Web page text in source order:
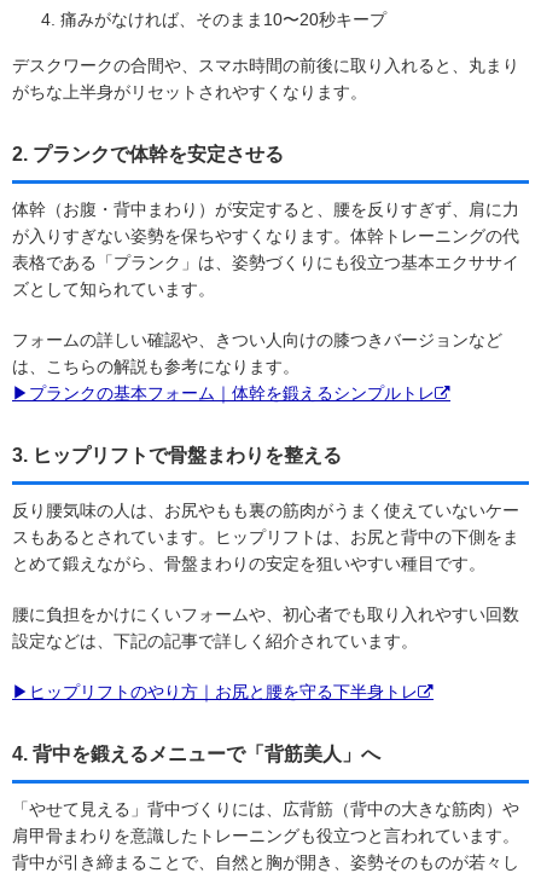
痛みがなければ、そのまま10〜20秒キープ
デスクワークの合間や、スマホ時間の前後に取り入れると、丸まり
がちな上半身がリセットされやすくなります。
2. プランクで体幹を安定させる
体幹（お腹・背中まわり）が安定すると、腰を反りすぎず、肩に力
が入りすぎない姿勢を保ちやすくなります。体幹トレーニングの代
表格である「プランク」は、姿勢づくりにも役立つ基本エクササイ
ズとして知られています。
フォームの詳しい確認や、きつい人向けの膝つきバージョンなど
は、こちらの解説も参考になります。
▶プランクの基本フォーム｜体幹を鍛えるシンプルトレ
3. ヒップリフトで骨盤まわりを整える
反り腰気味の人は、お尻やもも裏の筋肉がうまく使えていないケー
スもあるとされています。ヒップリフトは、お尻と背中の下側をま
とめて鍛えながら、骨盤まわりの安定を狙いやすい種目です。
腰に負担をかけにくいフォームや、初心者でも取り入れやすい回数
設定などは、下記の記事で詳しく紹介されています。
▶ヒップリフトのやり方｜お尻と腰を守る下半身トレ
4. 背中を鍛えるメニューで「背筋美人」へ
「やせて見える」背中づくりには、広背筋（背中の大きな筋肉）や
肩甲骨まわりを意識したトレーニングも役立つと言われています。
背中が引き締まることで、自然と胸が開き、姿勢そのものが若々し